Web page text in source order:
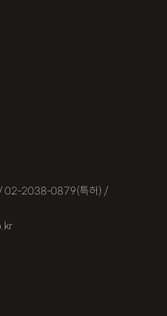
02-2038-0879(특허) /